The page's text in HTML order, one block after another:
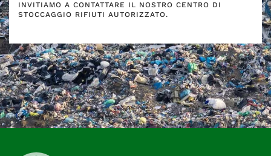
INVITIAMO A CONTATTARE IL NOSTRO CENTRO DI
STOCCAGGIO RIFIUTI AUTORIZZATO.